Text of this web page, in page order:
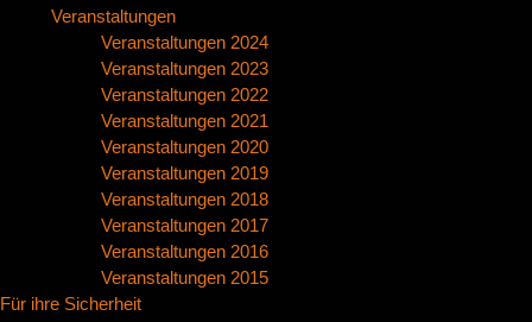
Veranstaltungen
Veranstaltungen 2024
Veranstaltungen 2023
Veranstaltungen 2022
Veranstaltungen 2021
Veranstaltungen 2020
Veranstaltungen 2019
Veranstaltungen 2018
Veranstaltungen 2017
Veranstaltungen 2016
Veranstaltungen 2015
Für ihre Sicherheit